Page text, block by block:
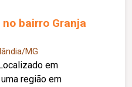
bairro Granja
MG
região em